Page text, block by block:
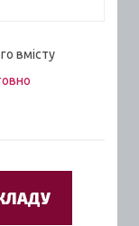
вмісту